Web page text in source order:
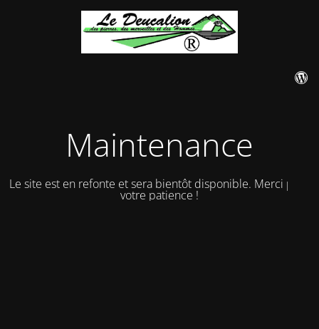
Maintenance
Le site est en refonte et sera bientôt disponible. Merci pour
votre patience !